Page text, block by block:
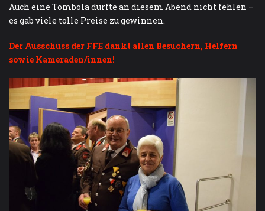
Auch eine Tombola durfte an diesem Abend nicht fehlen –
es gab viele tolle Preise zu gewinnen.
Der Ausschuss der FFE dankt allen Besuchern, Helfern
sowie Kameraden/innen!